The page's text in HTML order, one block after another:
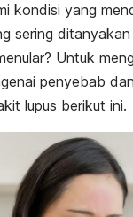
kondisi yang
sering
Untuk
penyebab
lupus berikut ini.